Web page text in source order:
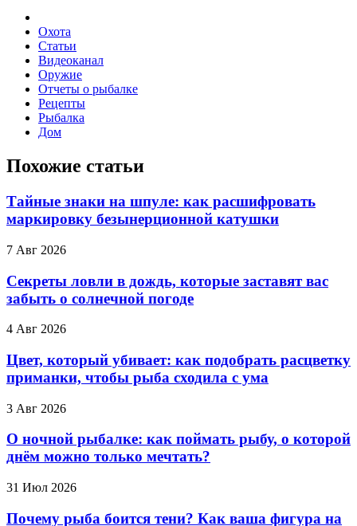
Охота
Статьи
Видеоканал
Оружие
Отчеты о рыбалке
Рецепты
Рыбалка
Дом
Похожие статьи
Тайные знаки на шпуле: как расшифровать
маркировку безынерционной катушки
7 Авг 2026
Секреты ловли в дождь, которые заставят вас
забыть о солнечной погоде
4 Авг 2026
Цвет, который убивает: как подобрать расцветку
приманки, чтобы рыба сходила с ума
3 Авг 2026
О ночной рыбалке: как поймать рыбу, о которой
днём можно только мечтать?
31 Июл 2026
Почему рыба боится тени? Как ваша фигура на